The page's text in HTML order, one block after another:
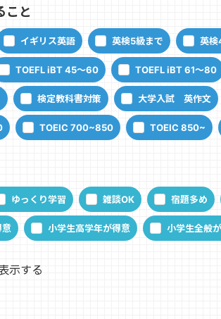
こと
イギリス英語 英検5級まで 英検
TOEFL iBT 45～60 TOEFL iBT 61～80
検定教科書対策 大学入試 英作文
TOEIC 700~850 TOEIC 850~
ゆっくり学習 雑談OK 宿題多め
意 小学生高学年が得意 小学生全般
示する